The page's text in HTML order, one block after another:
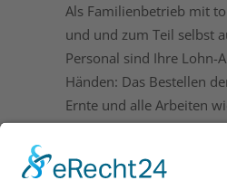
Als Familienbetrieb mit
und und zum Teil selbst
Personal sind Ihre Lohn-
Händen: Das Bestellen
Ernte und alle Arbeiten